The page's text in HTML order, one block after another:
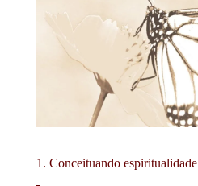
1. Conceituando espiritualidade